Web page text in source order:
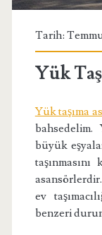
Tarih:
Yük
Yük taşıma
bahsedelim.
büyük
ev
benzeri